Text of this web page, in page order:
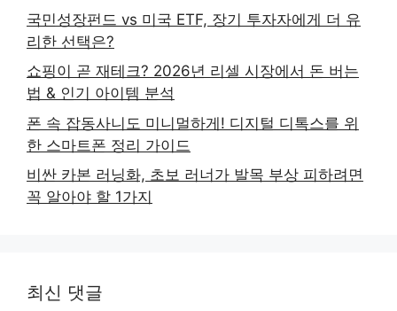
국민성장펀드 vs 미국 ETF, 장기 투자자에게 더 유
리한 선택은?
쇼핑이 곧 재테크? 2026년 리셀 시장에서 돈 버는
법 & 인기 아이템 분석
폰 속 잡동사니도 미니멀하게! 디지털 디톡스를 위
한 스마트폰 정리 가이드
비싼 카본 러닝화, 초보 러너가 발목 부상 피하려면
꼭 알아야 할 1가지
최신 댓글